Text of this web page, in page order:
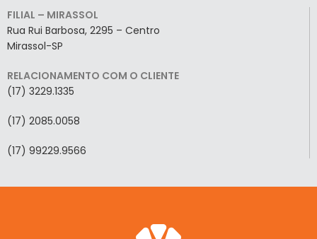
FILIAL – MIRASSOL
Rua Rui Barbosa, 2295 – Centro
Mirassol-SP
RELACIONAMENTO COM O CLIENTE
(17) 3229.1335
(17) 2085.0058
(17) 99229.9566